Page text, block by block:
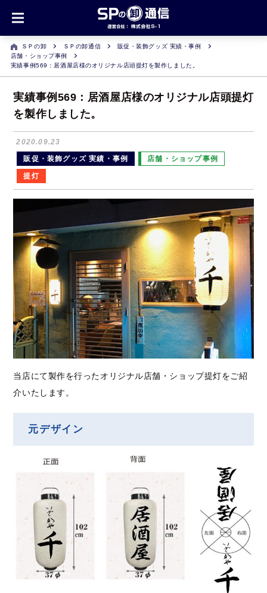
ＳＰの卸 ＳＰの卸通信
販促・装飾グッズ 実績・事例
店舗・ショップ事例
実績事例569：居酒屋店様のオリジナル店頭提灯を製作しました。
実績事例569：居酒屋店様のオリジナル店頭提灯
を製作しました。
2020.09.23
販促・装飾グッズ 実績・事例
店舗・ショップ事例
提灯
当店にて製作を行ったオリジナル店舗・ショップ提灯をご紹
介いたします。
元デザイン